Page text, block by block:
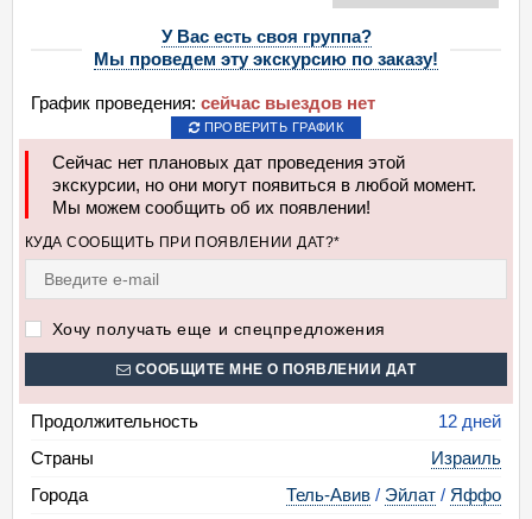
У Вас есть своя группа?
Мы проведем эту экскурсию по заказу!
График проведения: сейчас выездов нет
ПРОВЕРИТЬ ГРАФИК
Сейчас нет плановых дат проведения этой
экскурсии, но они могут появиться в любой момент.
Мы можем сообщить об их появлении!
КУДА СООБЩИТЬ ПРИ ПОЯВЛЕНИИ ДАТ?*
Хочу получать еще и спецпредложения
СООБЩИТЕ МНЕ О ПОЯВЛЕНИИ ДАТ
Продолжительность
12 дней
Страны
Израиль
Города
Тель-Авив / Эйлат / Яффо